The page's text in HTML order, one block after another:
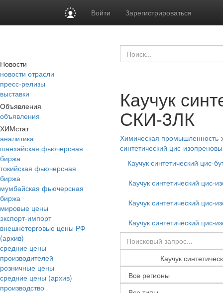
Войти Зарегистрироваться
Новости
новости отрасли
пресс-релизы
выставки
Объявления
объявления
ХИМстат
аналитика
шанхайская фьючерсная
биржа
токийская фьючерсная
биржа
мумбайская фьючерсная
биржа
мировые цены
экспорт-импорт
внешнеторговые цены РФ
(архив)
средние цены
производителей
розничные цены
средние цены (архив)
производство
Каучук
СКИ-3ЛК
Химическая промышленность
синтетический цис-
Каучук синтетический цис-
Каучук синтетический цис-
Каучук синтетический цис-
Каучук синтетический цис-